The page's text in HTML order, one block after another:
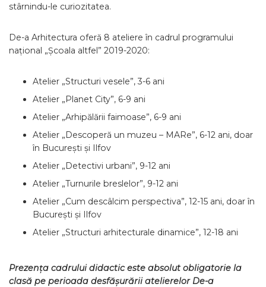
stârnindu-le curiozitatea.
De-a Arhitectura oferă 8 ateliere în cadrul programului
național „Școala altfel” 2019-2020:
Atelier „Structuri vesele”, 3-6 ani
Atelier „Planet City”, 6-9 ani
Atelier „Arhipălării faimoase”, 6-9 ani
Atelier „Descoperă un muzeu – MARe”, 6-12 ani, doar
în București și Ilfov
Atelier „Detectivi urbani”, 9-12 ani
Atelier „Turnurile breslelor”, 9-12 ani
Atelier „Cum descâlcim perspectiva”, 12-15 ani, doar în
București și Ilfov
Atelier „Structuri arhitecturale dinamice”, 12-18 ani
Prezența cadrului didacticeste absolut obligatorie la
clasă pe perioada desfășurării atelierelor De-a